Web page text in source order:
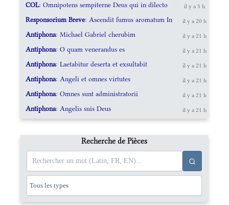
COL: Omnipotens sempiterne Deus qui in dilecto il y a 5 h
Responsorium Breve: Ascendit fumus aromatum In il y a 20 h
Antiphona: Michael Gabriel cherubim il y a 21 h
Antiphona: O quam venerandus es il y a 21 h
Antiphona: Laetabitur deserta et exsultabit il y a 21 h
Antiphona: Angeli et omnes virtutes il y a 21 h
Antiphona: Omnes sunt administratorii il y a 21 h
Antiphona: Angelis suis Deus il y a 21 h
Recherche de Pièces